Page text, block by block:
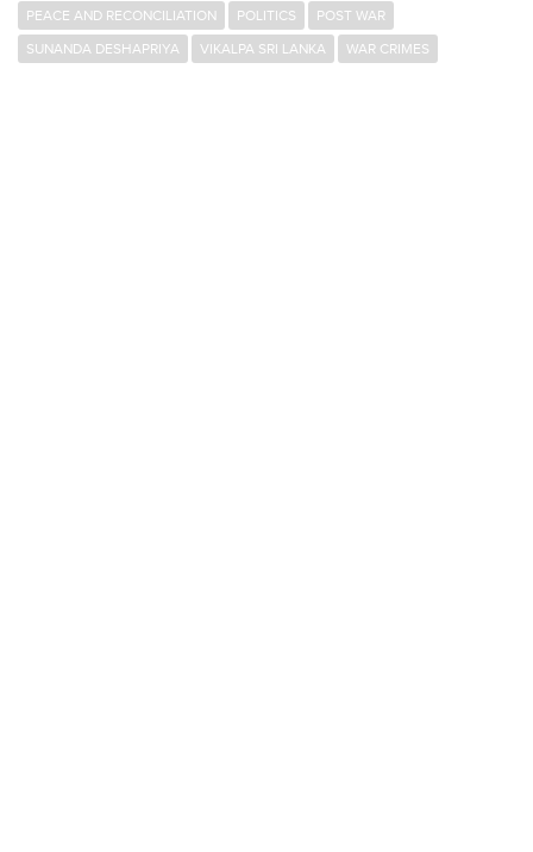
PEACE AND RECONCILIATION
POLITICS
POST WAR
SUNANDA DESHAPRIYA
VIKALPA SRI LANKA WAR CRIMES